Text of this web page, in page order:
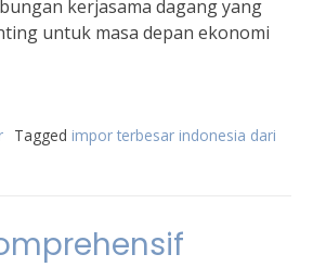
kerjasama dagang yang
untuk masa depan ekonomi
Tagged impor terbesar indonesia dari